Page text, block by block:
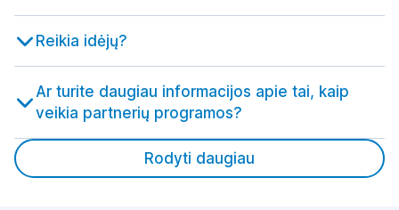
Reikia idėjų?
Ar turite daugiau informacijos apie tai, kaip
veikia partnerių programos?
Rodyti daugiau